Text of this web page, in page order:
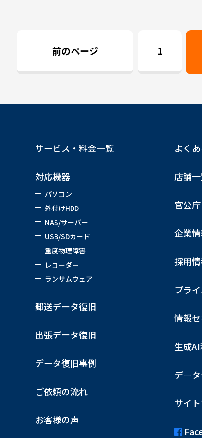
前のページ 1
サービス・料金一覧
対応機器
パソコン
外付けHDD
NAS/サーバー
USB/SDカード
重度物理障害
レコーダー
ランサムウェア
郵送データ復旧
出張データ復旧
データ復旧事例
ご依頼の流れ
お客様の声
よく
店舗
官公
企業
採用
プラ
情報
生成
デー
サイ